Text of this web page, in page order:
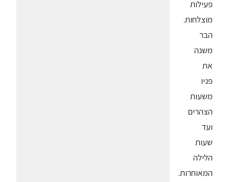
פעילות
מוצלחות.
הבר
משנה
את
פניו
משעות
הצהרים
ועד
שעות
הלילה
המאוחרות.